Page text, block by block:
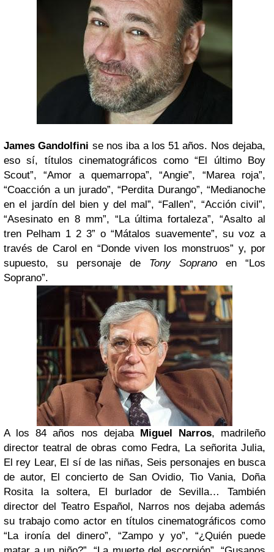
James Gandolfini se nos iba a los 51 años. Nos dejaba,
eso sí, títulos cinematográficos como “El último Boy
Scout”, “Amor a quemarropa”, “Angie”, “Marea roja”,
“Coacción a un jurado”, “Perdita Durango”, “Medianoche
en el jardín del bien y del mal”, “Fallen”, “Acción civil”,
“Asesinato en 8 mm”, “La última fortaleza”, “Asalto al
tren Pelham 1 2 3” o “Mátalos suavemente”, su voz a
través de Carol en “Donde viven los monstruos” y, por
supuesto, su personaje de Tony Soprano en “Los
Soprano”.
A los 84 años nos dejaba Miguel Narros, madrileño
director teatral de obras como Fedra, La señorita Julia,
El rey Lear, El sí de las niñas, Seis personajes en busca
de autor, El concierto de San Ovidio, Tio Vania, Doña
Rosita la soltera, El burlador de Sevilla… También
director del Teatro Español, Narros nos dejaba además
su trabajo como actor en títulos cinematográficos como
“La ironía del dinero”, “Zampo y yo”, “¿Quién puede